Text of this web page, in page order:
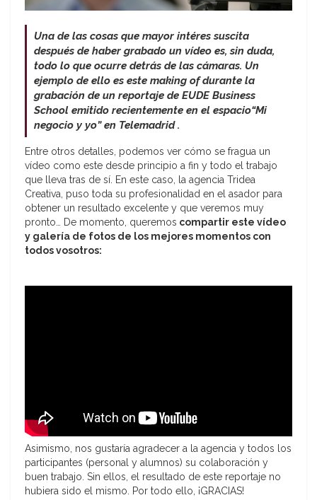
Una de las cosas que mayor intéres suscita
después de haber grabado un vídeo es, sin duda,
todo lo que ocurre detrás de las cámaras. Un
ejemplo de ello es este making of durante la
grabación de un reportaje de EUDE Business
School emitido recientemente en el espacio“Mi
negocio y yo” en Telemadrid .
Entre otros detalles, podemos ver cómo se fragua un
vídeo como este desde principio a fin y todo el trabajo
que lleva tras de sí. En este caso, la agencia Tridea
Creativa, puso toda su profesionalidad en el asador para
obtener un resultado excelente y que veremos muy
pronto… De momento, queremos compartir este vídeo
y galería de fotos de los mejores momentos con
todos vosotros:
Asimismo, nos gustaría agradecer a la agencia y todos los
participantes (personal y alumnos) su colaboración y
buen trabajo. Sin ellos, el resultado de este reportaje no
hubiera sido el mismo. Por todo ello, ¡GRACIAS!